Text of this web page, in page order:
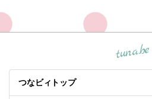
tuna.be
つなビィトップ